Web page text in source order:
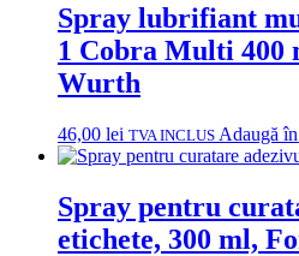
Spray lubrifiant
1 Cobra Multi 400
Wurth
46,00 lei TVA INCLUS Adaugă
Spray pentru
etichete, 300 ml,